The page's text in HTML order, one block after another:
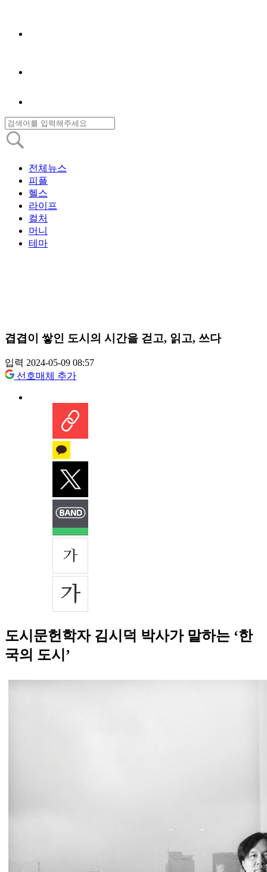
전체뉴스
피플
헬스
라이프
컬처
머니
테마
겹겹이 쌓인 도시의 시간을 걷고, 읽고, 쓰다
입력 2024-05-09 08:57
선호매체 추가
도시문헌학자 김시덕 박사가 말하는 ‘한
국의 도시’